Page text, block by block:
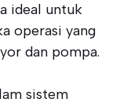
ideal untuk
operasi yang
dan pompa.
sistem